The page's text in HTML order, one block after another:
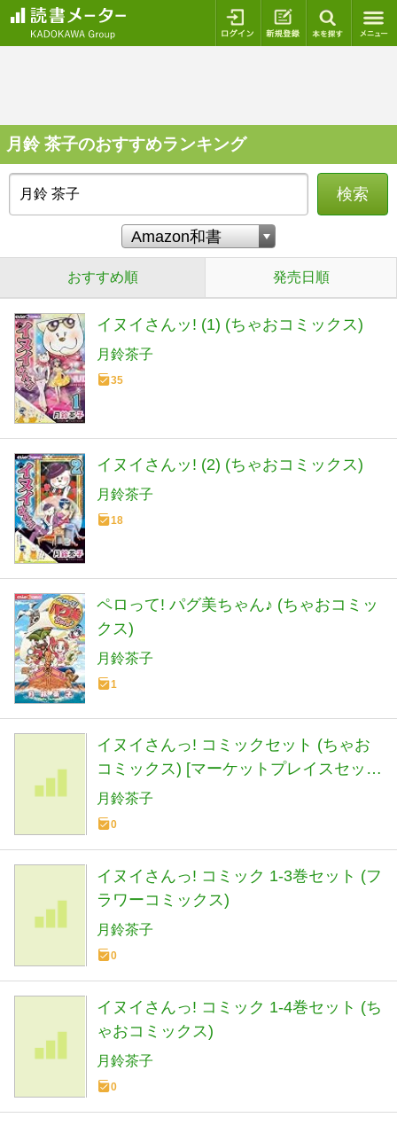
ログイン 新規登録
月鈴 茶子のおすすめランキング
検索
おすすめ順 発売日順
イヌイさんッ! (1) (ちゃおコミックス)
月鈴茶子
35
イヌイさんッ! (2) (ちゃおコミックス)
月鈴茶子
18
ペロって! パグ美ちゃん♪ (ちゃおコミッ
クス)
月鈴茶子
1
イヌイさんっ! コミックセット (ちゃお
コミックス) [マーケットプレイスセッ
ト]
月鈴茶子
0
イヌイさんっ! コミック 1-3巻セット (フ
ラワーコミックス)
月鈴茶子
0
イヌイさんっ! コミック 1-4巻セット (ち
ゃおコミックス)
月鈴茶子
0